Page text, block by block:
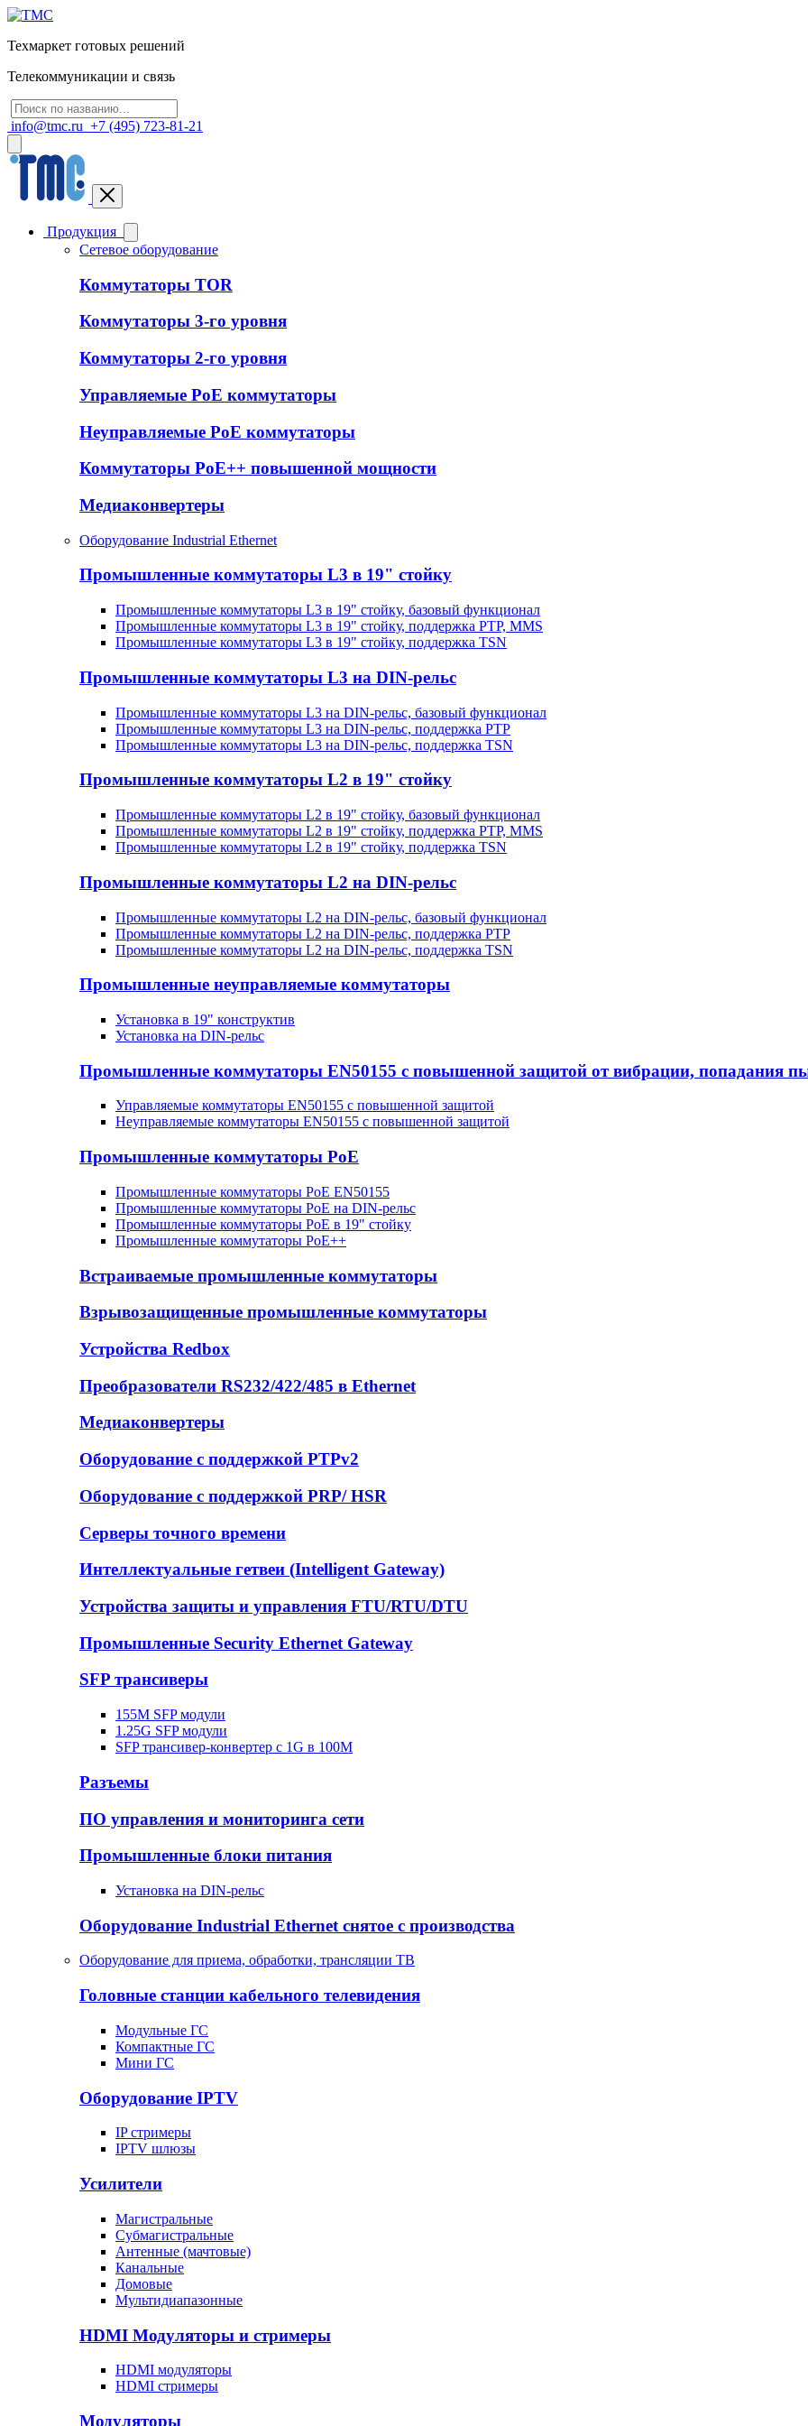
Техмаркет готовых решений
Телекоммуникации и связь
info@tmc.ru +7 (495) 723-81-21
Продукция
Сетевое оборудование
Коммутаторы TOR
Коммутаторы 3-го уровня
Коммутаторы 2-го уровня
Управляемые PoE коммутаторы
Неуправляемые PoE коммутаторы
Коммутаторы PoE++ повышенной мощности
Медиаконвертеры
Оборудование Industrial Ethernet
Промышленные коммутаторы L3 в 19" стойку
Промышленные коммутаторы L3 в 19" стойку, базовый функционал
Промышленные коммутаторы L3 в 19" стойку, поддержка PTP, MMS
Промышленные коммутаторы L3 в 19" стойку, поддержка TSN
Промышленные коммутаторы L3 на DIN-рельс
Промышленные коммутаторы L3 на DIN-рельс, базовый функционал
Промышленные коммутаторы L3 на DIN-рельс, поддержка PTP
Промышленные коммутаторы L3 на DIN-рельс, поддержка TSN
Промышленные коммутаторы L2 в 19" стойку
Промышленные коммутаторы L2 в 19" стойку, базовый функционал
Промышленные коммутаторы L2 в 19" стойку, поддержка PTP, MMS
Промышленные коммутаторы L2 в 19" стойку, поддержка TSN
Промышленные коммутаторы L2 на DIN-рельс
Промышленные коммутаторы L2 на DIN-рельс, базовый функционал
Промышленные коммутаторы L2 на DIN-рельс, поддержка PTP
Промышленные коммутаторы L2 на DIN-рельс, поддержка TSN
Промышленные неуправляемые коммутаторы
Установка в 19" конструктив
Установка на DIN-рельс
Промышленные коммутаторы EN50155 с повышенной защитой от вибрации, попадания
Управляемые коммутаторы EN50155 с повышенной защитой
Неуправляемые коммутаторы EN50155 с повышенной защитой
Промышленные коммутаторы PoE
Промышленные коммутаторы PoE EN50155
Промышленные коммутаторы PoE на DIN-рельс
Промышленные коммутаторы PoE в 19" стойку
Промышленные коммутаторы PoE++
Встраиваемые промышленные коммутаторы
Взрывозащищенные промышленные коммутаторы
Устройства Redbox
Преобразователи RS232/422/485 в Ethernet
Медиаконвертеры
Оборудование с поддержкой PTPv2
Оборудование с поддержкой PRP/ HSR
Серверы точного времени
Интеллектуальные гетвеи (Intelligent Gateway)
Устройства защиты и управления FTU/RTU/DTU
Промышленные Security Ethernet Gateway
SFP трансиверы
155M SFP модули
1.25G SFP модули
SFP трансивер-конвертер с 1G в 100М
Разъемы
ПО управления и мониторинга сети
Промышленные блоки питания
Установка на DIN-рельс
Оборудование Industrial Ethernet снятое с производства
Оборудование для приема, обработки, трансляции ТВ
Головные станции кабельного телевидения
Модульные ГС
Компактные ГС
Мини ГС
Оборудование IPTV
IP стримеры
IPTV шлюзы
Усилители
Магистральные
Субмагистральные
Антенные (мачтовые)
Канальные
Домовые
Мультидиапазонные
HDMI Модуляторы и стримеры
HDMI модуляторы
HDMI стримеры
Модуляторы